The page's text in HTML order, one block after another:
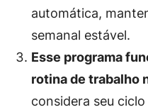
automática,
semanal estável.
Esse programa
rotina de trabalho
considera seu